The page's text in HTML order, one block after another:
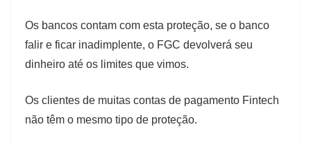
Os bancos contam com esta proteção, se o banco
falir e ficar inadimplente, o FGC devolverá seu
dinheiro até os limites que vimos.
Os clientes de muitas contas de pagamento Fintech
não têm o mesmo tipo de proteção.